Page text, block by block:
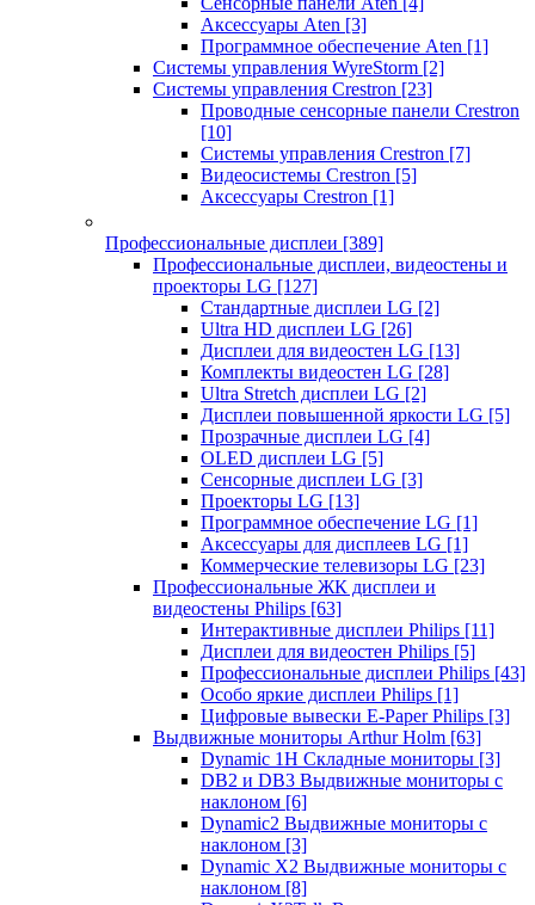
Аксессуары Aten [3]
Программное обеспечение Aten [1]
Системы управления WyreStorm [2]
Системы управления Crestron [23]
Проводные сенсорные панели Crestron
[10]
Системы управления Crestron [7]
Видеосистемы Crestron [5]
Аксессуары Crestron [1]
Профессиональные дисплеи [389]
Профессиональные дисплеи, видеостены и
проекторы LG [127]
Стандартные дисплеи LG [2]
Ultra HD дисплеи LG [26]
Дисплеи для видеостен LG [13]
Комплекты видеостен LG [28]
Ultra Stretch дисплеи LG [2]
Дисплеи повышенной яркости LG [5]
Прозрачные дисплеи LG [4]
OLED дисплеи LG [5]
Сенсорные дисплеи LG [3]
Проекторы LG [13]
Программное обеспечение LG [1]
Аксессуары для дисплеев LG [1]
Коммерческие телевизоры LG [23]
Профессиональные ЖК дисплеи и
видеостены Philips [63]
Интерактивные дисплеи Philips [11]
Дисплеи для видеостен Philips [5]
Профессиональные дисплеи Philips [43]
Особо яркие дисплеи Philips [1]
Цифровые вывески E-Paper Philips [3]
Выдвижные мониторы Arthur Holm [63]
Dynamic 1Н Складные мониторы [3]
DB2 и DB3 Выдвижные мониторы с
наклоном [6]
Dynamic2 Выдвижные мониторы с
наклоном [3]
Dynamic X2 Выдвижные мониторы с
наклоном [8]